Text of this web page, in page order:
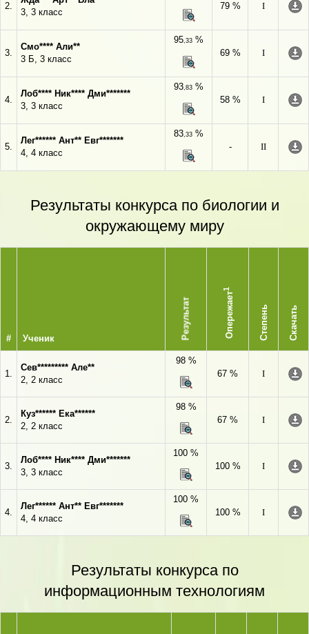
2.
3, 3 класс
79 % I
3.
Смо**** Али**
3 Б, 3 класс
95,33 %
69 %
I
4.
Лоб**** Ник**** Дми*******
3, 3 класс
93,83 %
58 %
I
5.
Лег****** Ант** Евг*******
4, 4 класс
83,33 %
-
II
Результаты конкурса по биологии и
окружающему миру
# Ученик Результат Опережает
1
Степень Скачать
1.
Сев********* Але**
2, 2 класс
98 %
67 %
I
2.
Куз****** Ека******
2, 2 класс
98 %
67 %
I
3.
Лоб**** Ник**** Дми*******
3, 3 класс
100 %
100 %
I
4.
Лег****** Ант** Евг*******
4, 4 класс
100 %
100 %
I
Результаты конкурса по
информационным технологиям